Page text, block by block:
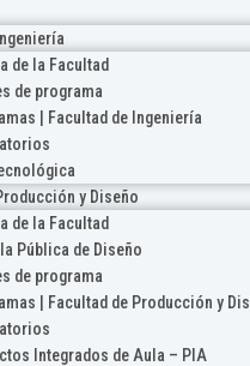
de la Facultad
de programa
| Facultad de Ingeniería
y Diseño
de la Facultad
Pública de Diseño
de programa
| Facultad de Producción y
Integrados de Aula – PIA